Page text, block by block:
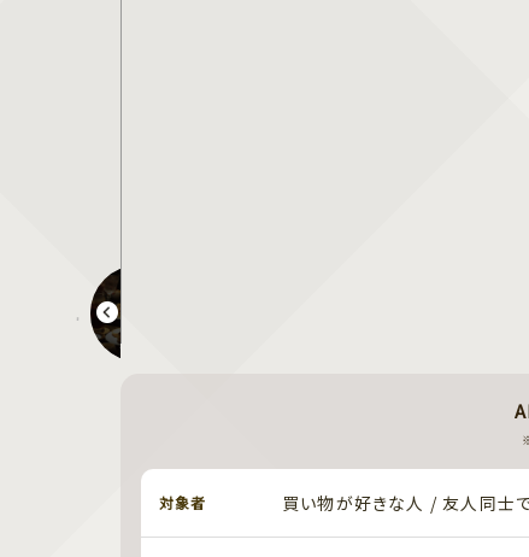
対象者 買い物が好きな人 / 友人同士